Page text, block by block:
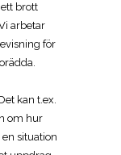
brott
arbetar
för
kan t.ex.
om hur
situation